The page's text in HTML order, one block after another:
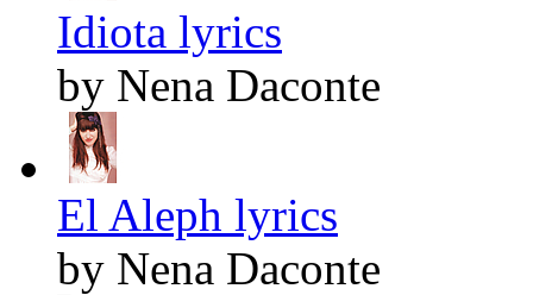
Idiota lyrics
by Nena Daconte
El Aleph lyrics
by Nena Daconte